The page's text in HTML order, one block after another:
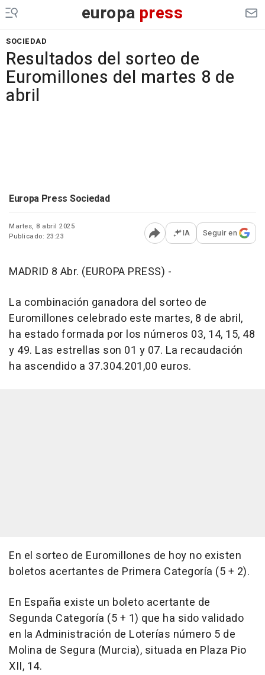
europa press
SOCIEDAD
Resultados del sorteo de
Euromillones del martes 8 de
abril
Europa Press Sociedad
Martes, 8 abril 2025
Publicado: 23:23
Abrir opciones para
IA Seguir en
MADRID 8 Abr. (EUROPA PRESS) -
La combinación ganadora del sorteo de
Euromillones celebrado este martes, 8 de abril,
ha estado formada por los números 03, 14, 15, 48
y 49. Las estrellas son 01 y 07. La recaudación
ha ascendido a 37.304.201,00 euros.
En el sorteo de Euromillones de hoy no existen
boletos acertantes de Primera Categoría (5 + 2).
En España existe un boleto acertante de
Segunda Categoría (5 + 1) que ha sido validado
en la Administración de Loterías número 5 de
Molina de Segura (Murcia), situada en Plaza Pio
XII, 14.